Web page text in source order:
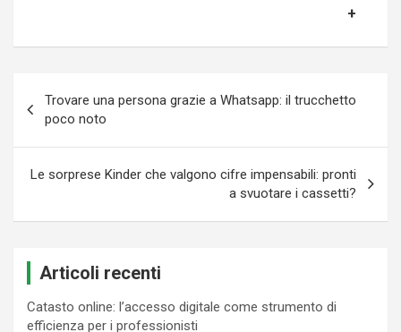
articoli
Trovare una persona grazie a Whatsapp: il trucchetto
poco noto
Le sorprese Kinder che valgono cifre impensabili: pronti
a svuotare i cassetti?
Articoli recenti
Catasto online: l’accesso digitale come strumento di
efficienza per i professionisti